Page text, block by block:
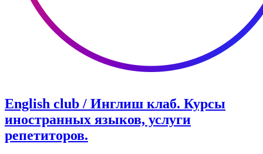
English club / Инглиш клаб. Курсы
иностранных языков, услуги
репетиторов.